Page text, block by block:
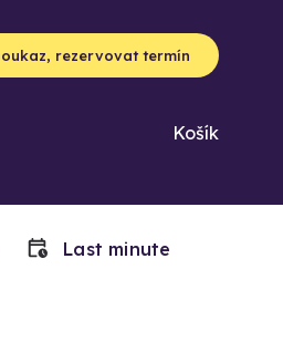
rezervovat termín
Košík
Last minute